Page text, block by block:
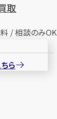
取
/ 相談のみOK
ら